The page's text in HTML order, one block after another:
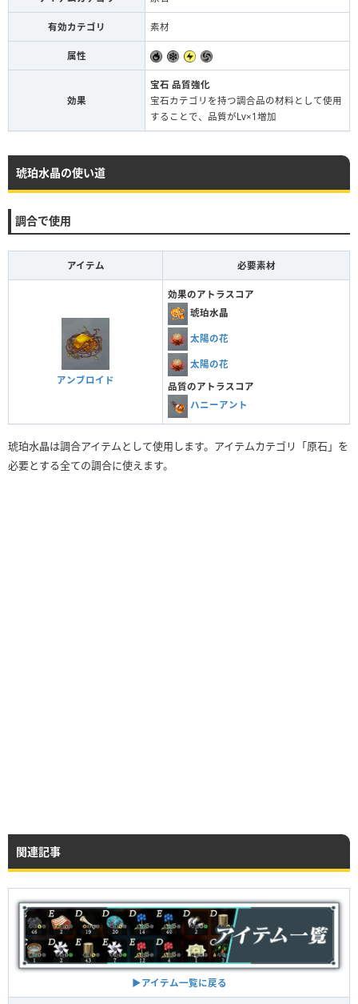
有効カテゴリ 素材
属性
効果
宝石 品質強化
宝石カテゴリを持つ調合品の材料として使用
することで、品質がLv×1増加
琥珀水晶の使い道
調合で使用
アイテム 必要素材
アンブロイド
効果のアトラスコア
琥珀水晶
太陽の花
太陽の花
品質のアトラスコア
ハニーアント
琥珀水晶は調合アイテムとして使用します。アイテムカテゴリ「原石」を
必要とする全ての調合に使えます。
関連記事
▶︎アイテム一覧に戻る